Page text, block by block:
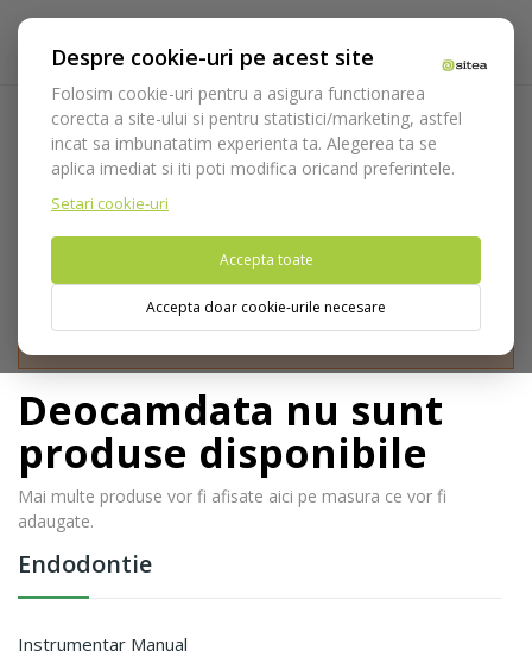
Despre cookie-uri pe acest site
Folosim cookie-uri pentru a asigura functionarea
corecta a site-ului si pentru statistici/marketing, astfel
incat sa imbunatatim experienta ta. Alegerea ta se
aplica imediat si iti poti modifica oricand preferintele.
Setari cookie-uri
Accepta toate
Accepta doar cookie-urile necesare
Pivoti radiculari
Acasa Consumabile Endodontie Pivoti radiculari
Nu puteti plasa comenzi din tara din care accesati website-ul
Endodontie
Instrumentar Manual
Deocamdata nu sunt
produse disponibile
Mai multe produse vor fi afisate aici pe masura ce vor fi
adaugate.